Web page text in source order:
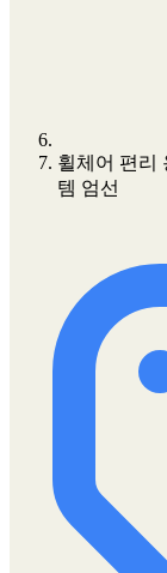
휠체어 편리
템 엄선